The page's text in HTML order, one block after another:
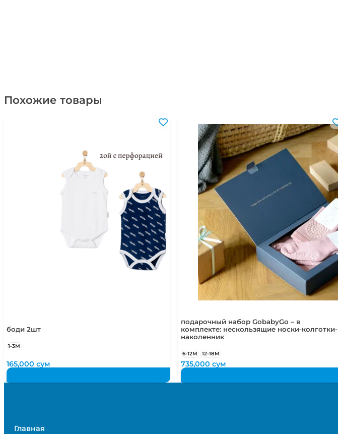
Похожие товары
боди 2шт
1-3М
165,000сум
подарочный набор GobabyGo – в
комплекте: нескользящие носки-колготки-
наколенник
6-12М 12-18М
735,000 сум
Главная